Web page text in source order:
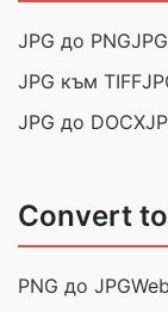
JPG до PNG
JPG към TIFF
JPG до DOCX
Convert to
PNG до JPG